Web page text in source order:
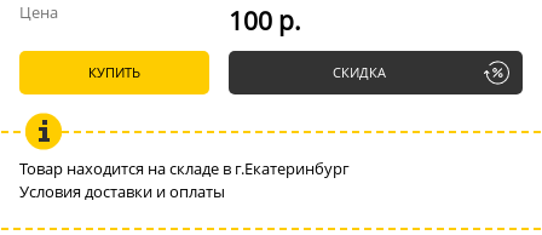
Цена
100 р.
КУПИТЬ СКИДКА
Товар находится на складе в г.Екатеринбург
Условия доставки и оплаты